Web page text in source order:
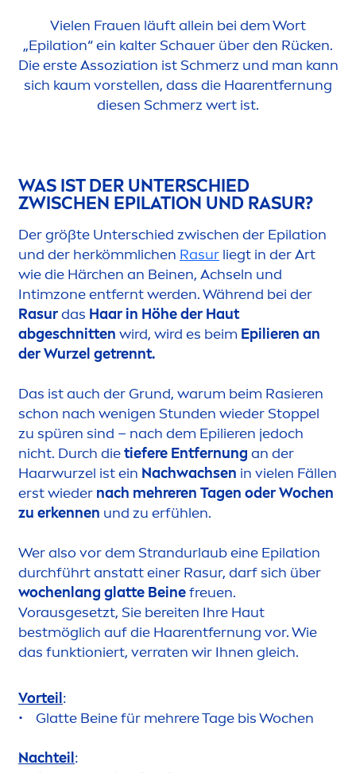
Vielen Frauen läuft allein bei dem Wort
„Epilation“ ein kalter Schauer über den Rücken.
Die erste Assoziation ist Schmerz und man kann
sich kaum vorstellen, dass die Haarentfernung
diesen Schmerz wert ist.
WAS IST DER UNTERSCHIED
ZWISCHEN EPILATION UND RASUR?
Der größte Unterschied zwischen der Epilation
und der herkömmlichen Rasur liegt in der Art
wie die Härchen an Beinen, Achseln und
Intimzone entfernt werden. Während bei der
Rasurdas Haar in Höhe der Haut
abgeschnitten wird, wird es beim Epilieren an
der Wurzel getrennt.
Das ist auch der Grund, warum beim Rasieren
schon nach wenigen Stunden wieder Stoppel
zu spüren sind – nach dem Epilieren jedoch
nicht. Durch dietiefere Entfernung an der
Haarwurzel ist ein Nachwachsen in vielen Fällen
erst wieder nach mehreren Tagen oder Wochen
zu erkennen und zu erfühlen.
Wer also vor dem Strandurlaub eine Epilation
durchführt anstatt einer Rasur, darf sich über
wochenlang glatte Beinefreuen.
Vorausgesetzt, Sie bereiten Ihre Haut
bestmöglich auf die Haarentfernung vor. Wie
das funktioniert, verraten wir Ihnen gleich.
Vorteil:
• Glatte Beine für mehrere Tage bis Wochen
Nachteil: